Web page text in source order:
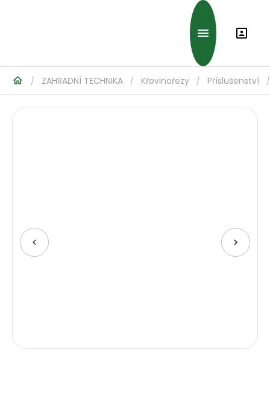
/ ZAHRADNÍ TECHNIKA / Křovinořezy / Příslušenství /